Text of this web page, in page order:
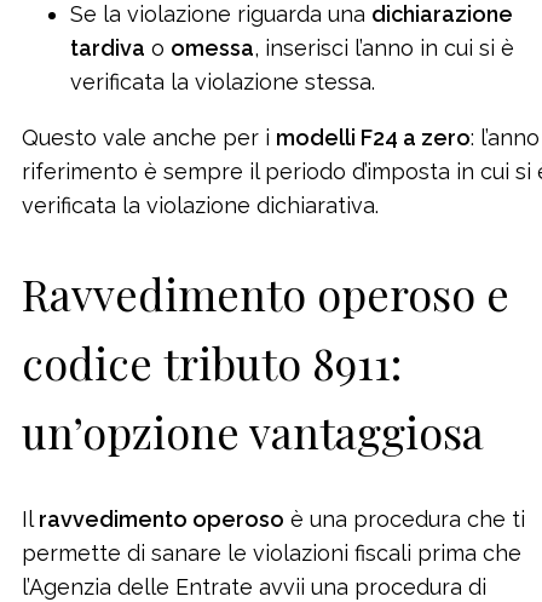
Se la violazione riguarda una dichiarazione
tardiva o omessa, inserisci l’anno in cui si è
verificata la violazione stessa.
Questo vale anche per i modelli F24 a zero:
riferimento è sempre il periodo d’imposta in cui si
verificata la violazione dichiarativa.
Ravvedimento operoso e
codice tributo 8911:
un’opzione vantaggiosa
Il ravvedimento operoso è una procedura che ti
permette di sanare le violazioni fiscali prima che
l’Agenzia delle Entrate avvii una procedura di